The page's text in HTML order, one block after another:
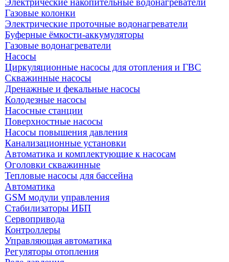
Электрические накопительные водонагреватели
Газовые колонки
Электрические проточные водонагреватели
Буферные ёмкости-аккумуляторы
Газовые водонагреватели
Насосы
Циркуляционные насосы для отопления и ГВС
Скважинные насосы
Дренажные и фекальные насосы
Колодезные насосы
Насосные станции
Поверхностные насосы
Насосы повышения давления
Канализационные установки
Автоматика и комплектующие к насосам
Оголовки скважинные
Тепловые насосы для бассейна
Автоматика
GSM модули управления
Стабилизаторы ИБП
Сервопривода
Контроллеры
Управляющая автоматика
Регуляторы отопления